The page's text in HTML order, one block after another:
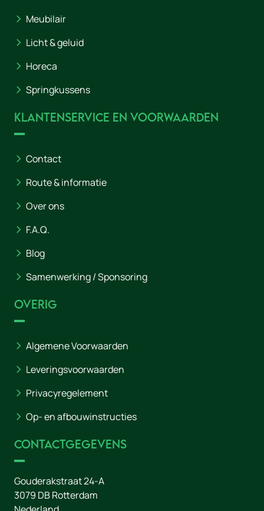
Meubilair
Licht & geluid
Horeca
Springkussens
Klantenservice en voorwaarden
Contact
Route & informatie
Over ons
F.A.Q.
Blog
Samenwerking / Sponsoring
Overig
Algemene Voorwaarden
Leveringsvoorwaarden
Privacyregelement
Op- en afbouwinstructies
Contactgegevens
Gouderakstraat 24-A
3079 DBRotterdam